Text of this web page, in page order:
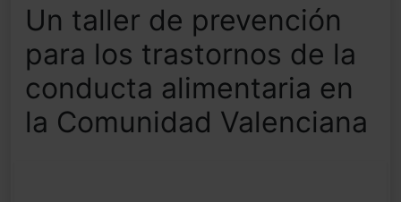
Un taller de prevención
para los trastornos de la
conducta alimentaria en
la Comunidad Valenciana